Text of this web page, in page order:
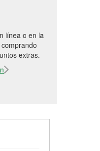
línea o en la
extras.